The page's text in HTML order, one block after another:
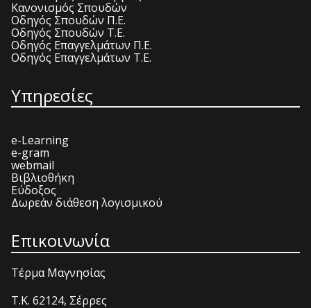
Κανονισμός Σπουδών
Οδηγός Σπουδών Π.Ε.
Οδηγός Σπουδών Τ.Ε.
Οδηγός Επαγγελμάτων Π.Ε.
Οδηγός Επαγγελμάτων Τ.Ε.
Υπηρεσίες
e-Learning
e-gram
webmail
Βιβλιοθήκη
Εύδοξος
Δωρεάν διάθεση λογισμικού
Επικοινωνία
Τέρμα Μαγνησίας
T.K. 62124, Σέρρες